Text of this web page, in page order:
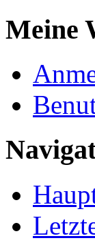
Meine